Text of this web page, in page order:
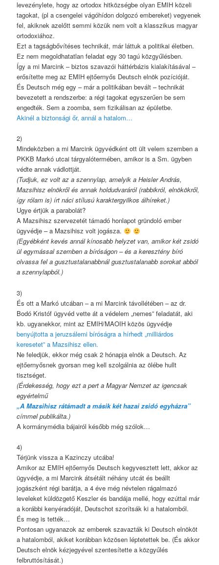
levezénylete, hogy az ortodox hitközségbe olyan EMIH közeli
tagokat, (pl a csengelei vágóhídon dolgozó embereket) vegyenek
fel, akiknek azelőtt semmi közük nem volt a klasszikus magyar
ortodoxiához.
Ezt a tagságbővítéses technikát, már láttuk a politikai életben.
Ez nem megoldhatatlan feladat egy 30 tagú közgyűlésben.
Így a mi Marcink – biztos szavazói háttérbázis kialakításával –
erősítette meg az EMIH ejtőernyős Deutsch elnök pozícióját.
És Deutsch még egy – már a politikában bevált – technikát
bevezetett a rendszerbe: a régi tagokat egyszerűen be sem
engedték. Sem a zoomba, sem fizikálisan az épületbe.
Akinél a biztonsági őr, annál a hatalom…
2)
Mindeközben a mi Marcink ügyvédként ott ült velem szemben a
PKKB Markó utcai tárgyalótermében, amikor is a Sm. ügyben
védte annak vádlottját.
(Tudjuk, ez volt az a szennylap, amelyik a Heisler András,
Mazsihisz elnökről és annak holdudvaráról (rabbikról, elnökökről,
így rólam is) írt náci stílusú karaktergyilkos álhíreket.)
Ugye értjük a parabolát?
A Mazsihisz szervezetét támadó honlapot gründoló ember
ügyvédje – a Mazsihisz volt jogásza.
(Egyébként kevés annál kínosabb helyzet van, amikor két zsidó
ül egymással szemben a bíróságon – és a keresztény bíró
olvassa fel a gusztustalanabbnál gusztustalanabb sorokat abból
a szennylapból.)
3)
És ott a Markó utcában – a mi Marcink távollétében – az dr.
Bodó Kristóf ügyvéd vette át a védelem „nemes” feladatát, aki
kb. ugyanekkor, mint az EMIH/MAOIH közös ügyvédje
benyújtotta a jeruzsálemi bíróságra a hírhedt „milliárdos
keresetet” a Mazsihisz ellen.
Ne feledjük, ekkor még csak 2 hónapja elnök a Deutsch. Az
ejtőernyősnek gyorsan meg kell szolgálnia az ölébe hullt
tisztséget.
(Érdekesség, hogy ezt a pert a Magyar Nemzet az igencsak
egyértelmű
„A Mazsihisz rátámadt a másik két hazai zsidó egyházra”
címmel publikálta.)
A kormánymédia bájairól később még szólok…
4)
Térjünk vissza a Kazinczy utcába!
Amikor az EMIH ejtőernyős Deutsch kegyvesztett lett, akkor az
ügyvédje, a mi Marcink átsétált néhány utcát és beállt
jogászként régi barátja, a 4 éve még névtelen rágalmazó
leveleket küldözgető Keszler és bandája mellé, hogy ezúttal már
a korábbi kenyéradóját, Deutschot szorítsák ki a hatalomból.
És meg is tették…
Pontosan ugyanazok az emberek szavazták ki Deutsch elnököt
a hatalomból, akiket korábban közösen léptetettek be. (És akkor
Deutsch elnök kézjegyével szentesítette a közgyűlés
felbruttósítását.)